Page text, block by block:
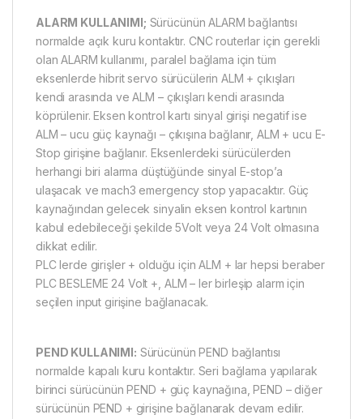
ALARM KULLANIMI; Sürücünün ALARM bağlantısı
normalde açık kuru kontaktır. CNC routerlar için gerekli
olan ALARM kullanımı, paralel bağlama için tüm
eksenlerde hibrit servo sürücülerin ALM + çıkışları
kendi arasında ve ALM – çıkışları kendi arasında
köprülenir. Eksen kontrol kartı sinyal girişi negatif ise
ALM – ucu güç kaynağı – çıkışına bağlanır, ALM + ucu E-
Stop girişine bağlanır. Eksenlerdeki sürücülerden
herhangi biri alarma düştüğünde sinyal E-stop’a
ulaşacak ve mach3 emergency stop yapacaktır. Güç
kaynağından gelecek sinyalin eksen kontrol kartının
kabul edebileceği şekilde 5Volt veya 24 Volt olmasına
dikkat edilir.
PLC lerde girişler + olduğu için ALM + lar hepsi beraber
PLC BESLEME 24 Volt +, ALM – ler birleşip alarm için
seçilen input girişine bağlanacak.
PEND KULLANIMI: Sürücünün PEND bağlantısı
normalde kapalı kuru kontaktır. Seri bağlama yapılarak
birinci sürücünün PEND + güç kaynağına, PEND – diğer
sürücünün PEND + girişine bağlanarak devam edilir.